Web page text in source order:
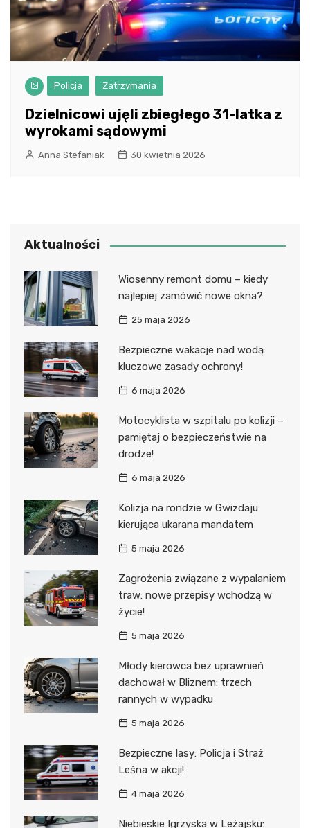
Policja Zatrzymania
Dzielnicowi ujęli zbiegłego 31-latka z
wyrokami sądowymi
Anna Stefaniak 30 kwietnia 2026
Aktualności
Wiosenny remont domu – kiedy
najlepiej zamówić nowe okna?
25 maja 2026
Bezpieczne wakacje nad wodą:
kluczowe zasady ochrony!
6 maja 2026
Motocyklista w szpitalu po kolizji –
pamiętaj o bezpieczeństwie na
drodze!
6 maja 2026
Kolizja na rondzie w Gwizdaju:
kierująca ukarana mandatem
5 maja 2026
Zagrożenia związane z wypalaniem
traw: nowe przepisy wchodzą w
życie!
5 maja 2026
Młody kierowca bez uprawnień
dachował w Bliznem: trzech
rannych w wypadku
5 maja 2026
Bezpieczne lasy: Policja i Straż
Leśna w akcji!
4 maja 2026
Niebieskie Igrzyska w Leżajsku: